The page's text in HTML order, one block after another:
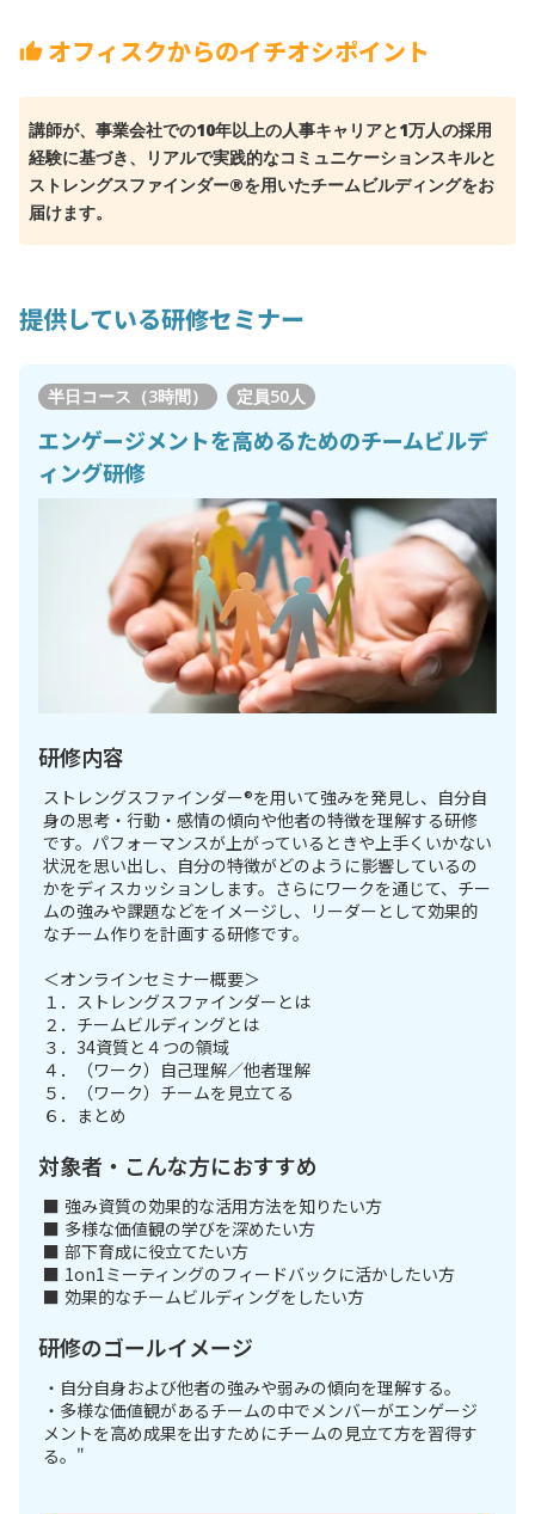
thumb_up オフィスクからのイチオシポイント
講師が、事業会社での10年以上の人事キャリアと1万人の採用
経験に基づき、リアルで実践的なコミュニケーションスキルと
ストレングスファインダー®を用いたチームビルディングをお
届けます。
提供している研修セミナー
半日コース（3時間） 定員50人
エンゲージメントを高めるためのチームビルデ
ィング研修
研修内容
ストレングスファインダー®を用いて強みを発見し、自分自
身の思考・行動・感情の傾向や他者の特徴を理解する研修
です。パフォーマンスが上がっているときや上手くいかない
状況を思い出し、自分の特徴がどのように影響しているの
かをディスカッションします。さらにワークを通じて、チー
ムの強みや課題などをイメージし、リーダーとして効果的
なチーム作りを計画する研修です。
＜オンラインセミナー概要＞
１．ストレングスファインダーとは
２．チームビルディングとは
３．34資質と４つの領域
４．（ワーク）自己理解／他者理解
５．（ワーク）チームを見立てる
６．まとめ
対象者・こんな方におすすめ
■ 強み資質の効果的な活用方法を知りたい方
■ 多様な価値観の学びを深めたい方
■ 部下育成に役立てたい方
■ 1on1ミーティングのフィードバックに活かしたい方
■ 効果的なチームビルディングをしたい方
研修のゴールイメージ
・自分自身および他者の強みや弱みの傾向を理解する。
・多様な価値観があるチームの中でメンバーがエンゲージ
メントを高め成果を出すためにチームの見立て方を習得す
る。"